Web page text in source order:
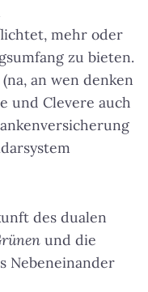
mehr oder
zu bieten.
an wen denken
und Clevere auch
des dualen
und die
Nebeneinander